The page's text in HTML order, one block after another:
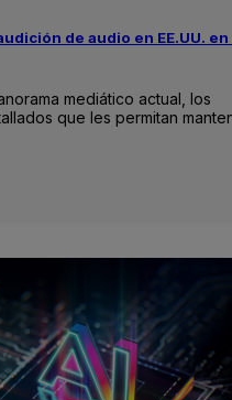
de audio en EE.UU. en
mediático actual, los
que les permitan